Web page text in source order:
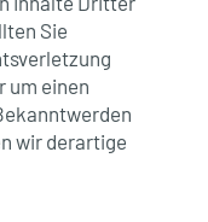
Sie
um einen
wir derartige